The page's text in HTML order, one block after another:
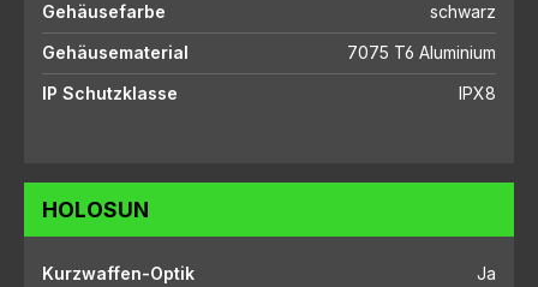
Gehäusefarbe
schwarz
Gehäusematerial
7075 T6 Aluminium
IP Schutzklasse
IPX8
HOLOSUN
Kurzwaffen-Optik
Ja